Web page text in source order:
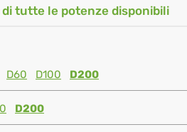
di tutte le potenze disponibili
D60 D100 D200
D200